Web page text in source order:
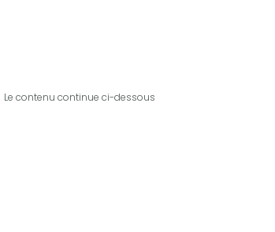
Le contenu continue ci-dessous